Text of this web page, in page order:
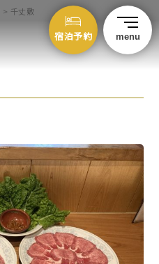
宿泊予約 menu
> 千丈敷